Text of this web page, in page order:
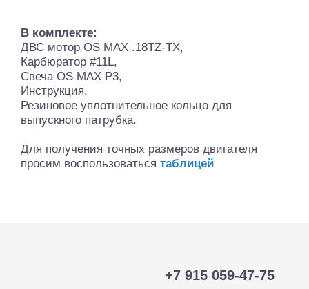
В комплекте:
ДВС мотор OS MAX .18TZ-TX,
Карбюратор #11L,
Свеча OS MAX P3,
Инструкция,
Резиновое уплотнительное кольцо для
выпускного патрубка.
Для получения точных размеров двигателя
просим воспользоваться таблицей
+7 915 059-47-75